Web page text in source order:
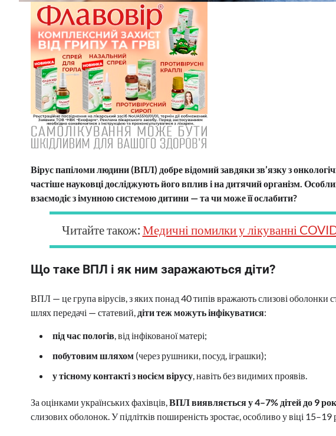
Вірус папіломи людини (ВПЛ) добре відомий завдяки зв’язку з
частіше науковці досліджують його вплив і на дитячий організм.
взаємодіє з імунною системою дитини — та чи може її ослабити?
Читайте також: Медичні помилки у лікуванні
Що таке ВПЛ і як ним заражаються діти?
ВПЛ — це група вірусів, з яких понад 40 типів вражають слизові оболонки
шлях передачі — статевий, діти теж можуть інфікуватися:
під час пологів , від інфікованої матері;
побутовим шляхом (через рушники, посуд, іграшки);
у тісному контакті з носієм вірусу , навіть без видимих проявів.
За оцінками українських фахівців, ВПЛ виявляється у 4–7% дітей до 9
слизових оболонок. У підлітків поширеність зростає, особливо у віці 15–19